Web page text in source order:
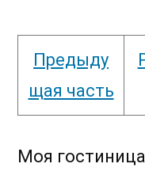
Предыду
щая часть
Моя